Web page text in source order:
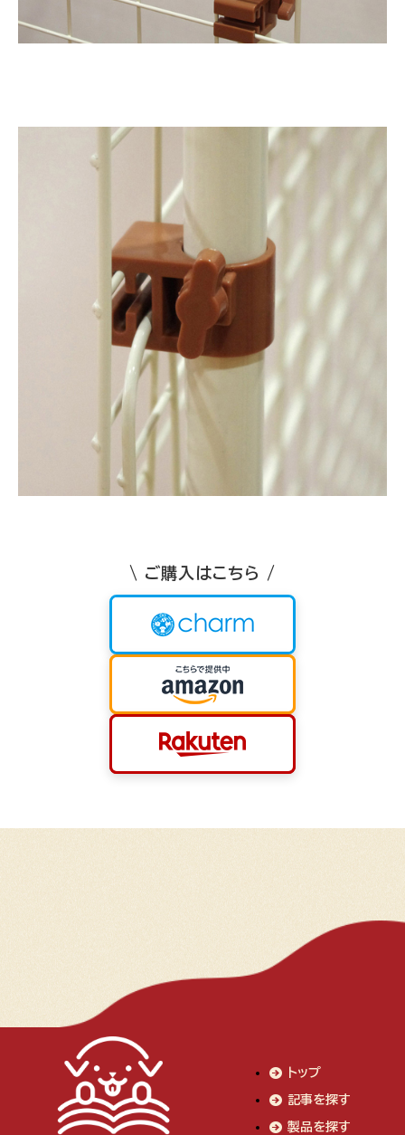
\ ご購入はこちら /
トップ
記事を探す
製品を探す